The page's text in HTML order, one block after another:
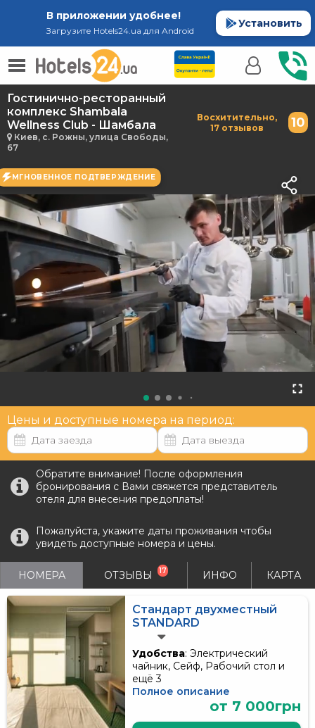
В приложении удобнее!
Загрузите Hotels24.ua для Android
Установить
Гостинично-ресторанный
комплекс Shambala
Wellness Club - Шамбала
Киев, с. Рожны, улица Свободы,
67
Восхитительно, 10
17 отзывов
МГНОВЕННОЕ ПОДТВЕРЖДЕНИЕ
Цены и доступные номера на период:
Обратите внимание! После оформления
бронирования с Вами свяжется представитель
отеля для внесения предоплаты!
Пожалуйста, укажите даты проживания чтобы
увидеть доступные номера и цены.
НОМЕРА ОТЗЫВЫ 17 ИНФО КАРТА
Стандарт двухместный
STANDARD
Удобства: Электрический
чайник, Сейф, Рабочий стол и
ещё 3
Полное описание
от 7 000грн